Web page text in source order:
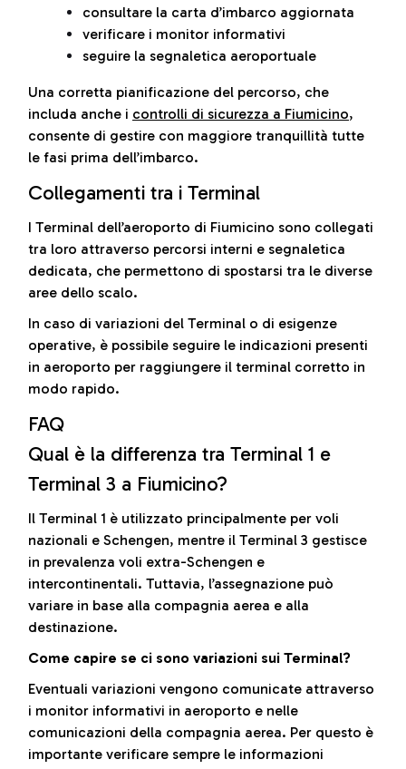
consultare la carta d’imbarco aggiornata
verificare i monitor informativi
seguire la segnaletica aeroportuale
Una corretta pianificazione del percorso, che
includa anche i controlli di sicurezza a Fiumicino,
consente di gestire con maggiore tranquillità tutte
le fasi prima dell’imbarco.
Collegamenti tra i Terminal
I Terminal dell’aeroporto di Fiumicino sono collegati
tra loro attraverso percorsi interni e segnaletica
dedicata, che permettono di spostarsi tra le diverse
aree dello scalo.
In caso di variazioni del Terminal o di esigenze
operative, è possibile seguire le indicazioni presenti
in aeroporto per raggiungere il terminal corretto in
modo rapido.
FAQ
Qual è la differenza tra Terminal 1 e
Terminal 3 a Fiumicino?
Il Terminal 1 è utilizzato principalmente per voli
nazionali e Schengen, mentre il Terminal 3 gestisce
in prevalenza voli extra-Schengen e
intercontinentali. Tuttavia, l’assegnazione può
variare in base alla compagnia aerea e alla
destinazione.
Come capire se ci sono variazioni sui Terminal?
Eventuali variazioni vengono comunicate attraverso
i monitor informativi in aeroporto e nelle
comunicazioni della compagnia aerea. Per questo è
importante verificare sempre le informazioni